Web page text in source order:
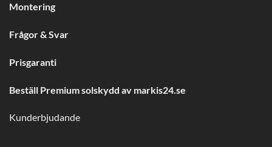
Montering
Frågor & Svar
Prisgaranti
Beställ Premium solskydd av markis24.se
Kunderbjudande